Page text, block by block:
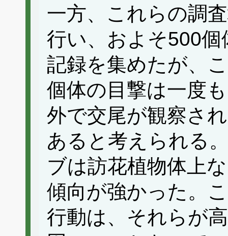
一方、これらの調
行い、およそ500
記録を集めたが、
個体の目撃は一度
外で交尾が観察さ
あると考えられる
ブは訪花植物体上
傾向が強かった。
行動は、それらが